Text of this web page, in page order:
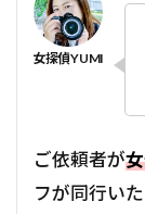
ご依頼者が
フが同行い